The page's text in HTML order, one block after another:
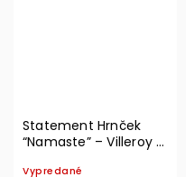
Statement Hrnček
“Namaste” – Villeroy &
Vypredané